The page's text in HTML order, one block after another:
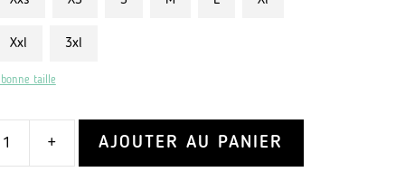
Xxl 3xl
taille
+ AJOUTER AU PANIER